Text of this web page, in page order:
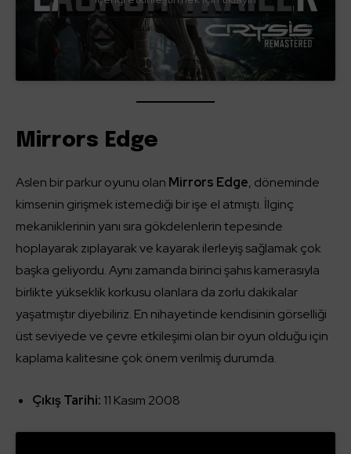
Mirrors Edge
Aslen bir parkur oyunu olan Mirrors Edge, döneminde
kimsenin girişmek istemediği bir işe el atmıştı. İlginç
mekaniklerinin yanı sıra gökdelenlerin tepesinde
hoplayarak zıplayarak ve kayarak ilerleyiş sağlamak çok
başka geliyordu. Aynı zamanda birinci şahıs kamerasıyla
birlikte yükseklik korkusu olanlara da zorlu dakikalar
yaşatmıştır diyebiliriz. En nihayetinde kendisinin görselliği
üst seviyede ve çevre etkileşimi olan bir oyun olduğu için
kaplama kalitesine çok önem verilmiş durumda.
Çıkış Tarihi: 11 Kasım 2008